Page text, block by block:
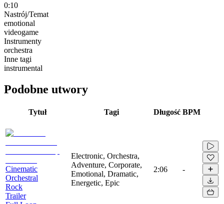
0:10
Nastrój/Temat
emotional
videogame
Instrumenty
orchestra
Inne tagi
instrumental
Podobne utwory
Tytuł Tagi Długość BPM
Cinematic
Orchestral
Rock
Trailer
Electronic, Orchestra,
Adventure, Corporate,
Emotional, Dramatic,
Energetic, Epic
2:06 -